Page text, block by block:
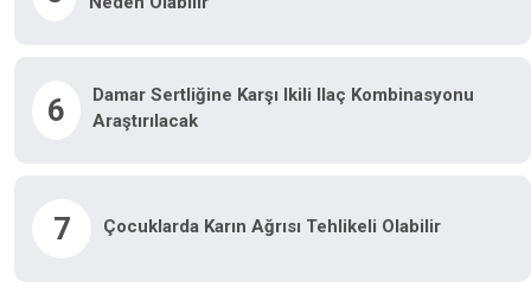
6
Damar Sertliğine Karşı Ikili Ilaç Kombinasyonu
Araştırılacak
7 Çocuklarda Karın Ağrısı Tehlikeli Olabilir